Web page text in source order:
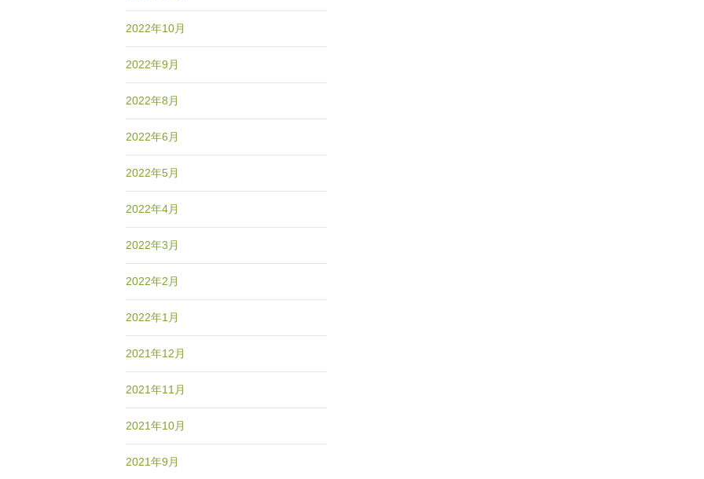
2022年10月
2022年9月
2022年8月
2022年6月
2022年5月
2022年4月
2022年3月
2022年2月
2022年1月
2021年12月
2021年11月
2021年10月
2021年9月